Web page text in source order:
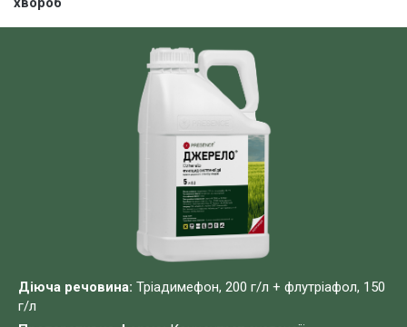
Діюча речовина: Тріадимефон, 200 г/л + флутріафол, 150
г/л